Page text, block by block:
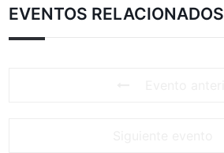
EVENTOS RELACIONADOS